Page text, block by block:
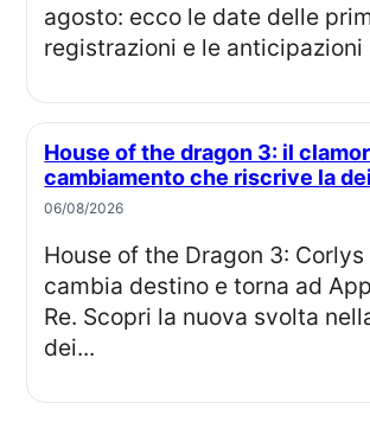
agosto: ecco le date delle
registrazioni e le anticipazioni
House of the dragon 3: il clamoroso
cambiamento che riscrive la
06/08/2026
House of the Dragon 3: Corlys Velaryon
cambia destino e torna ad
Re. Scopri la nuova svolta
dei...